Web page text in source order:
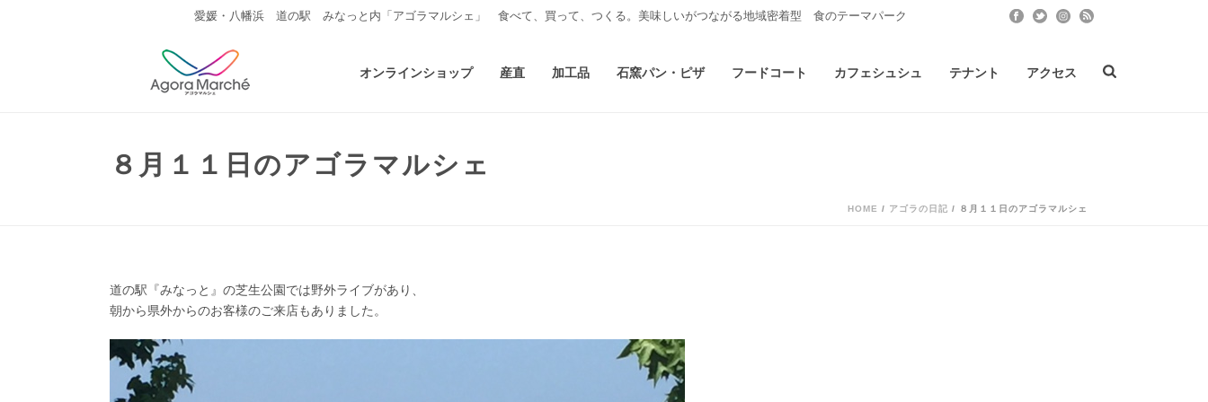
愛媛・八幡浜 道の駅 みなっと内「アゴラマルシェ」 食べて、買って、つくる。美味しいがつながる地域密着型 食のテーマパーク
オンラインショップ 産直 加工品 石窯パン・ピザ フードコート カフェシュシュ テナント アクセス
８月１１日のアゴラマルシェ
HOME / アゴラの日記 / ８月１１日のアゴラマルシェ
道の駅『みなっと』の芝生公園では野外ライブがあり、
朝から県外からのお客様のご来店もありました。